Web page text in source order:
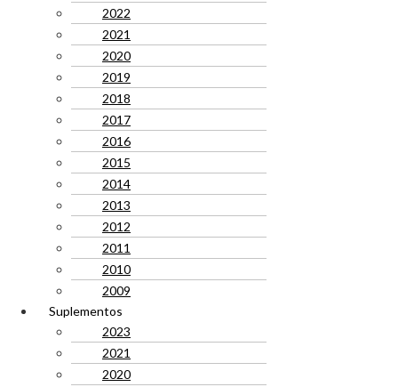
2022
2021
2020
2019
2018
2017
2016
2015
2014
2013
2012
2011
2010
2009
Suplementos
2023
2021
2020